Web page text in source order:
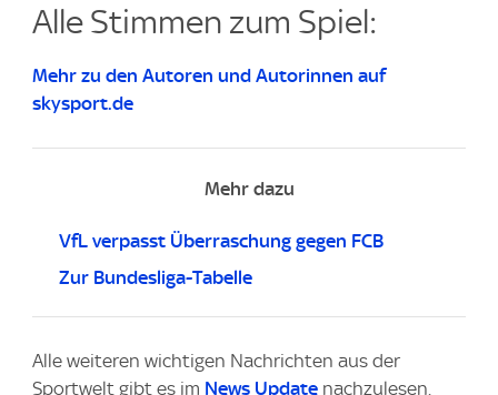
Alle Stimmen zum Spiel:
Mehr zu den Autoren und Autorinnen auf
skysport.de
Mehr dazu
VfL verpasst Überraschung gegen FCB
Zur Bundesliga-Tabelle
Alle weiteren wichtigen Nachrichten aus der
Sportwelt gibt es im News Update nachzulesen.